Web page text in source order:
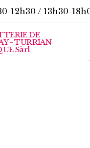
12h30 / 13h30-
DE
- TURRIAN
Sàrl